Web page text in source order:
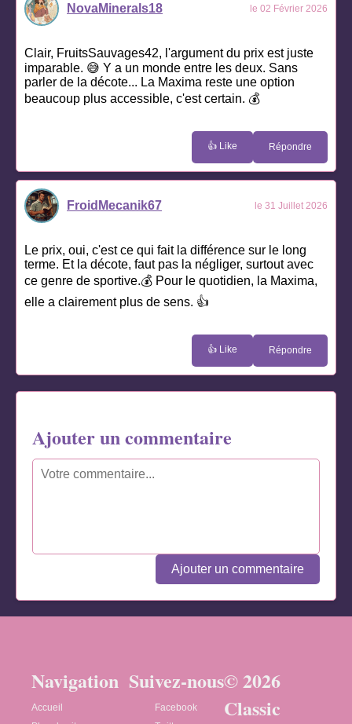
NovaMinerals18 le 02 Février 2026
Clair, FruitsSauvages42, l'argument du prix est juste
imparable. 😅 Y a un monde entre les deux. Sans
parler de la décote... La Maxima reste une option
beaucoup plus accessible, c'est certain. 💰
👍 Like Répondre
FroidMecanik67 le 31 Juillet 2026
Le prix, oui, c'est ce qui fait la différence sur le long
terme. Et la décote, faut pas la négliger, surtout avec
ce genre de sportive.💰 Pour le quotidien, la Maxima,
elle a clairement plus de sens. 👍
👍 Like Répondre
Ajouter un commentaire
Ajouter un commentaire
Navigation
Accueil
Suivez-nous
Facebook
© 2026
Classic